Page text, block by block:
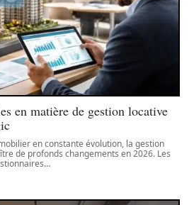
en matière de gestion locative
en constante évolution, la gestion
de profonds changements en 2026. Les
…